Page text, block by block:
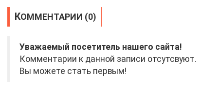
КОММЕНТАРИИ (0)
Уважаемый посетитель нашего сайта!
Комментарии к данной записи отсутсвуют.
Вы можете стать первым!